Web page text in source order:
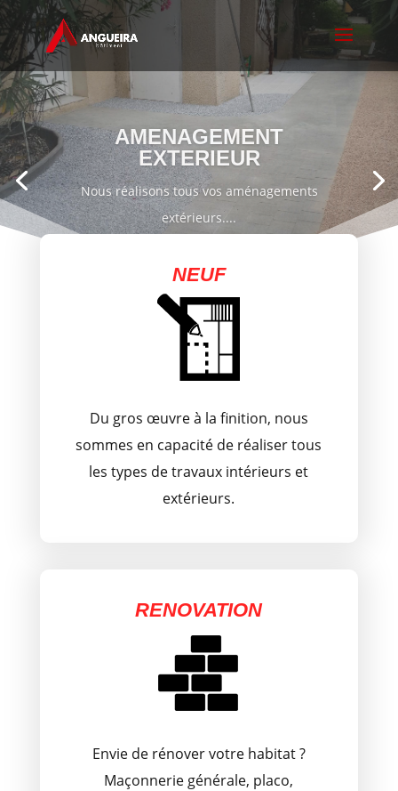
TERRASSEMENT
Nous réalisons tous types de terrassement,
construction de murs, ...
NEUF
Du gros œuvre à la finition, nous
sommes en capacité de réaliser tous
les types de travaux intérieurs et
extérieurs.
RENOVATION
Envie de rénover votre habitat ?
Maçonnerie générale, placo,